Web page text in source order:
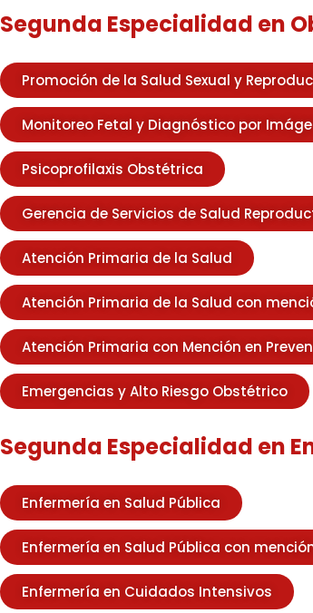
Segunda Especialidad en
Promoción de la Salud Sexual y
Monitoreo Fetal y Diagnóstico por
Psicoprofilaxis Obstétrica
Gerencia de Servicios de Salud
Atención Primaria de la Salud
Atención Primaria de la Salud con
Atención Primaria con Mención en
Emergencias y Alto Riesgo Obstétrico
Segunda Especialidad en
Enfermería en Salud Pública
Enfermería en Salud Pública con
Enfermería en Cuidados Intensivos